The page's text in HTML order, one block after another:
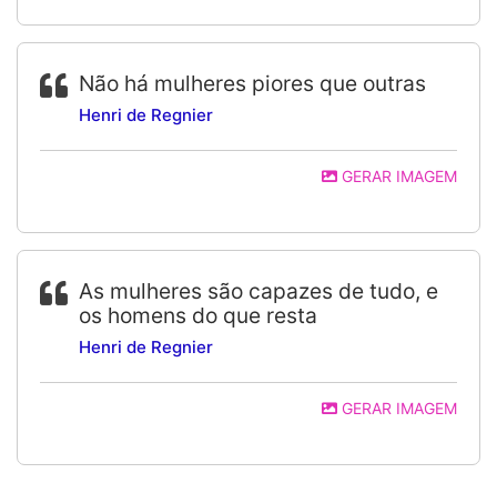
Não há mulheres piores que outras
Henri de Regnier
GERAR IMAGEM
As mulheres são capazes de tudo, e
os homens do que resta
Henri de Regnier
GERAR IMAGEM